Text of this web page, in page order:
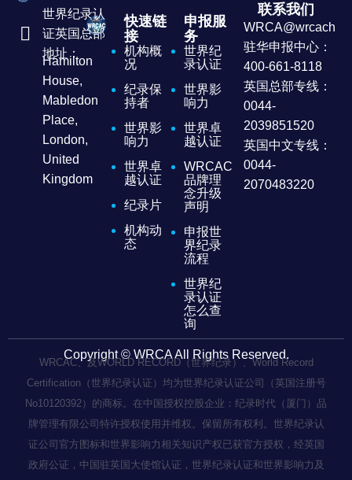
世界纪录认
证英国总部
地址：
Hamilton
House,
Mabledon
Place,
London,
United
Kingdom
快速链
接
机构概
况
纪录保
持者
世界影
响力
世界卓
越认证
纪录片
机构动
态
申报服
务
世界纪
录认证
世界影
响力
世界卓
越认证
WRCAC
品牌理
念升级
声明
申报世
界纪录
流程
世界纪
录认证
怎么查
询
联系我们
驻华申报中心：
400-661-8118
英国总部专线：
0044-
2039851520
英国中文专线：
0044-
2070483220
Copyright © WRCA All Rights Reserved.
WRCAC、及WORLD RECORD（世界纪录）、World Record
Certification（世界纪录认证）均为世界纪录认证公司（英国注册号
No10120392）的商标。在中国授权控股企业：纪录时代（厦门）品
牌管理有限公司特许授权使用并维权。保留所有权利。世界纪录认
证公司官方图标和世界影响力相关知识产权已获官方授权，经英国
政府公证，中国驻英国大使馆认证，世界纪录认证和世界影响力及